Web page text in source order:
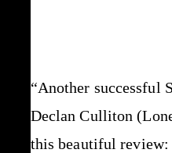
“Another successful
Declan Culliton
this beautiful